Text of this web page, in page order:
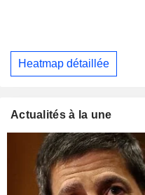
Heatmap détaillée
Actualités à la une